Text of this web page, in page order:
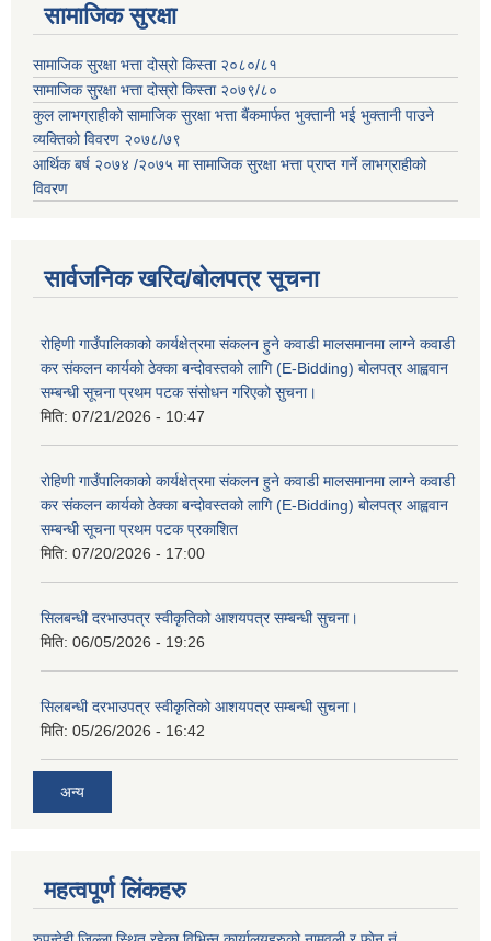
सामाजिक सुरक्षा
सामाजिक सुरक्षा भत्ता दोस्रो किस्ता २०८०/८१
सामाजिक सुरक्षा भत्ता दोस्रो किस्ता २०७९/८०
कुल लाभग्राहीको सामाजिक सुरक्षा भत्ता बैंकमार्फत भुक्तानी भई भुक्तानी पाउने
व्यक्तिको विवरण २०७८/७९
आर्थिक बर्ष २०७४ /२०७५ मा सामाजिक सुरक्षा भत्ता प्राप्त गर्ने लाभग्राहीको
विवरण
सार्वजनिक खरिद/बोलपत्र सूचना
रोहिणी गाउँपालिकाको कार्यक्षेत्रमा संकलन हुने कवाडी मालसमानमा लाग्ने कवाडी
कर संकलन कार्यको ठेक्का बन्दोवस्तको लागि (E-Bidding) बोलपत्र आह्ववान
सम्बन्धी सूचना प्रथम पटक संसोधन गरिएको सुचना।
मिति: 07/21/2026 - 10:47
रोहिणी गाउँपालिकाको कार्यक्षेत्रमा संकलन हुने कवाडी मालसमानमा लाग्ने कवाडी
कर संकलन कार्यको ठेक्का बन्दोवस्तको लागि (E-Bidding) बोलपत्र आह्ववान
सम्बन्धी सूचना प्रथम पटक प्रकाशित
मिति: 07/20/2026 - 17:00
सिलबन्धी दरभाउपत्र स्वीकृतिको आशयपत्र सम्बन्धी सुचना।
मिति: 06/05/2026 - 19:26
सिलबन्धी दरभाउपत्र स्वीकृतिको आशयपत्र सम्बन्धी सुचना।
मिति: 05/26/2026 - 16:42
अन्य
महत्वपूर्ण लिंकहरु